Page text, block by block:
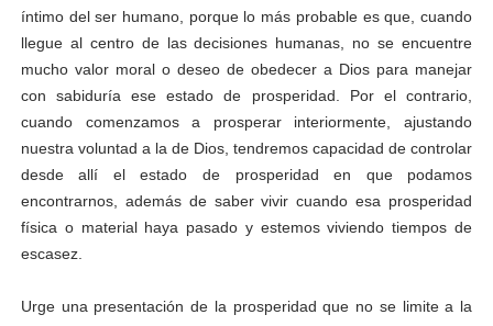
íntimo del ser humano, porque lo más probable es que, cuando
llegue al centro de las decisiones humanas, no se encuentre
mucho valor moral o deseo de obedecer a Dios para manejar
con sabiduría ese estado de prosperidad. Por el contrario,
cuando comenzamos a prosperar interiormente, ajustando
nuestra voluntad a la de Dios, tendremos capacidad de controlar
desde allí el estado de prosperidad en que podamos
encontrarnos, además de saber vivir cuando esa prosperidad
física o material haya pasado y estemos viviendo tiempos de
escasez.
Urge una presentación de la prosperidad que no se limite a la